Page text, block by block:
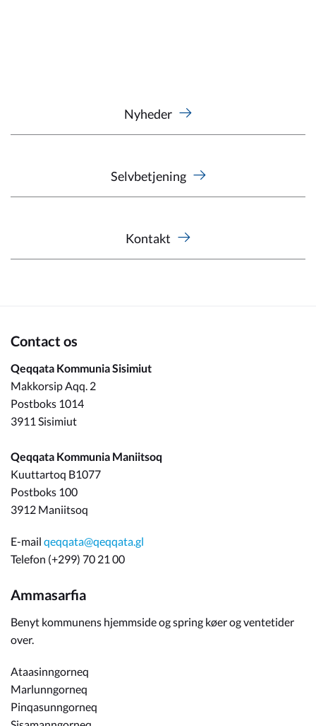
Nyheder
Selvbetjening
Kontakt
Contact os
Qeqqata Kommunia Sisimiut
Makkorsip Aqq. 2
Postboks 1014
3911 Sisimiut
Qeqqata Kommunia Maniitsoq
Kuuttartoq B1077
Postboks 100
3912 Maniitsoq
E-mail qeqqata@qeqqata.gl
Telefon (+299) 70 21 00
Ammasarfia
Benyt kommunens hjemmside og spring køer og ventetider
over.
Ataasinngorneq
Marlunngorneq
Pinqasunngorneq